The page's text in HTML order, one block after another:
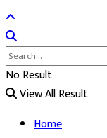
No Result
View All Result
Home